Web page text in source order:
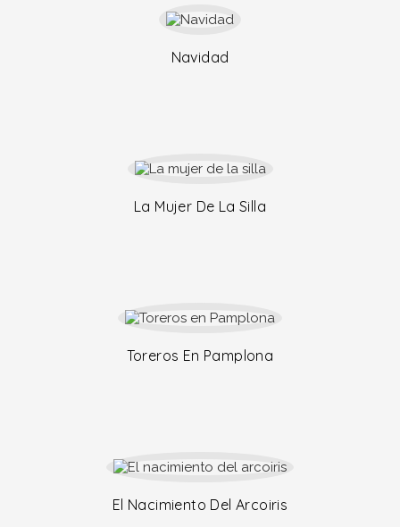
Navidad
La Mujer De La Silla
Toreros En Pamplona
El Nacimiento Del Arcoiris